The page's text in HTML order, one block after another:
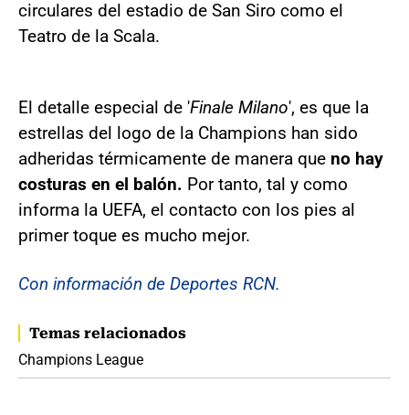
circulares del estadio de San Siro como el
Teatro de la Scala.
El detalle especial de 'Finale Milano', es que la
estrellas del logo de la Champions han sido
adheridas térmicamente de manera que no hay
costuras en el balón. Por tanto, tal y como
informa la UEFA, el contacto con los pies al
primer toque es mucho mejor.
Con información de Deportes RCN.
Temas relacionados
Champions League